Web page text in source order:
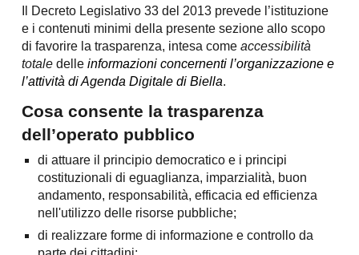
Il Decreto Legislativo 33 del 2013 prevede l’istituzione
e i contenuti minimi della presente sezione allo scopo
di favorire la trasparenza, intesa comeaccessibilità
totale delle informazioni concernenti l’organizzazione e
l’attività di Agenda Digitale di Biella.
Cosa consente la trasparenza
dell’operato pubblico
di attuare il principio democratico e i principi
costituzionali di eguaglianza, imparzialità, buon
andamento, responsabilità, efficacia ed efficienza
nell'utilizzo delle risorse pubbliche;
di realizzare forme di informazione e controllo da